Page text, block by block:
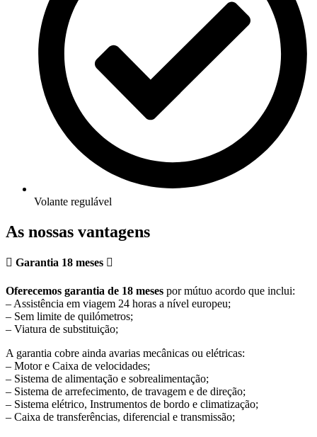
Volante regulável
As nossas vantagens
Garantia 18 meses
Oferecemos garantia de 18 meses por mútuo acordo que inclui:
– Assistência em viagem 24 horas a nível europeu;
– Sem limite de quilómetros;
– Viatura de substituição;
A garantia cobre ainda avarias mecânicas ou elétricas:
– Motor e Caixa de velocidades;
– Sistema de alimentação e sobrealimentação;
– Sistema de arrefecimento, de travagem e de direção;
– Sistema elétrico, Instrumentos de bordo e climatização;
– Caixa de transferências, diferencial e transmissão;